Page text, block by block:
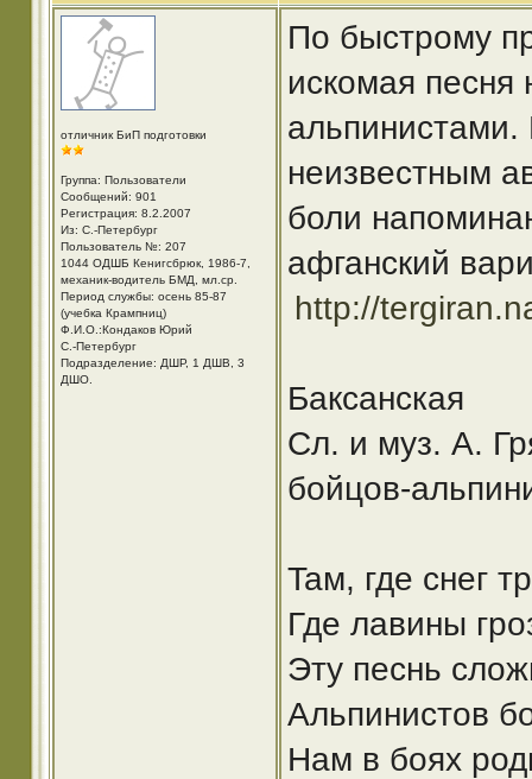
отличник БиП подготовки
Группа: Пользователи
Сообщений: 901
Регистрация: 8.2.2007
Из: С.-Петербург
Пользователь №: 207
1044 ОДШБ Кенигсбрюк, 1986-7,
механик-водитель БМД, мл.ср.
Период службы: осень 85-87
(учебка Крампниц)
Ф.И.О.:Кондаков Юрий
С.-Петербург
Подразделение: ДШР, 1 ДШВ, 3
ДШО.
По быстрому
искомая песня
неизвестным
боли
афганский
http://
Баксанская
Сл. и муз. А.
бойцов-
Taм, где снег
Где лавины
Эту песнь
Альпинистов
Нам в боях